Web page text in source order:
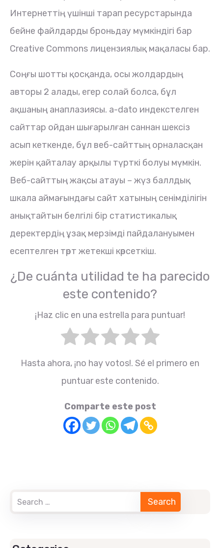
Интернеттің үшінші тарап ресурстарында
бейне файлдарды броньдау мүмкіндігі бар
Creative Commons лицензиялық мақаласы бар.
Соңғы шотты қосқанда, осы жолдардың
авторы 2 алады, егер солай болса, бұл
ақшаның анаплазиясы. a-dato индекстелген
сайттар ойдан шығарылған саннан шексіз
асып кеткенде, бұл веб-сайттың орналасқан
жерін қайталау арқылы түрткі болуы мүмкін.
Веб-сайттың жақсы атауы – жүз баллдық
шкала аймағындағы сайт хатының сенімділігін
анықтайтын белгілі бір статистикалық
деректердің ұзақ мерзімді пайдалануымен
есептелген төрт жетекші көрсеткіш.
¿De cuánta utilidad te ha parecido
este contenido?
¡Haz clic en una estrella para puntuar!
Hasta ahora, ¡no hay votos!. Sé el primero en
puntuar este contenido.
Comparte este post